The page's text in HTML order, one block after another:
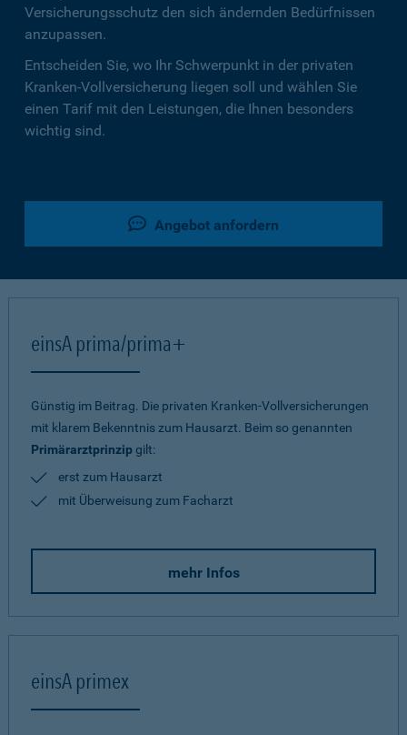
Versicherungsschutz den sich ändernden Bedürfnissen
anzupassen.
Entscheiden Sie, wo Ihr Schwerpunkt in der privaten
Kranken-Vollversicherung liegen soll und wählen Sie
einen Tarif mit den Leistungen, die Ihnen besonders
wichtig sind.
Angebot anfordern
einsA prima/prima+
Günstig im Beitrag. Die privaten Kranken-Vollversicherungen
mit klarem Bekenntnis zum Hausarzt. Beim so genannten
Primärarztprinzipgilt:
erst zum Hausarzt
mit Überweisung zum Facharzt
mehr Infos
einsA primex